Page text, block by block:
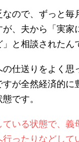
ので、ずっと毎
が、夫から「実家
と相談されたん
仕送りをよく思
すが全然経済的に
です。
ている状態で、義
ったりなどして